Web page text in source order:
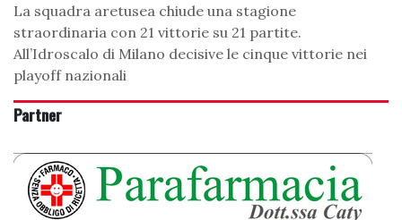
La squadra aretusea chiude una stagione
straordinaria con 21 vittorie su 21 partite.
All’Idroscalo di Milano decisive le cinque vittorie nei
playoff nazionali
Partner